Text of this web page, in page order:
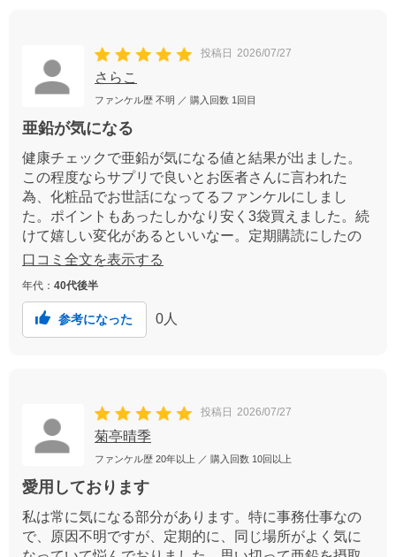
投稿日 2026/07/27
さらこ
ファンケル歴 不明 ／ 購入回数 1回目
亜鉛が気になる
健康チェックで亜鉛が気になる値と結果が出ました。
この程度ならサプリで良いとお医者さんに言われた
為、化粧品でお世話になってるファンケルにしまし
た。ポイントもあったしかなり安く3袋買えました。続
けて嬉しい変化があるといいなー。定期購読にしたの
がよかったのか？プラチナ会員になってて、嬉しかっ
口コミ全文を表示する
年代： 40代後半
参考になった 0 人
投稿日 2026/07/27
菊亭晴季
ファンケル歴 20年以上 ／ 購入回数 10回以上
愛用しております
私は常に気になる部分があります。特に事務仕事なの
で、原因不明ですが、定期的に、同じ場所がよく気に